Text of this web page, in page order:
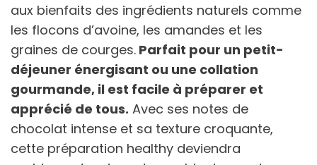
aux bienfaits des ingrédients naturels comme
les flocons d’avoine, les amandes et les
graines de courges. Parfait pour un petit-
déjeuner énergisant ou une collation
gourmande, il est facile à préparer et
apprécié de tous. Avec ses notes de
chocolat intense et sa texture croquante,
cette préparation healthy deviendra